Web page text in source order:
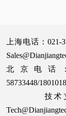
上海电话：
北京电话
58733448/
技术支